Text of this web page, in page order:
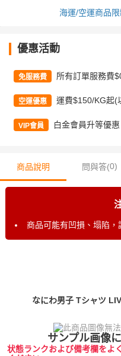
海運/空運商品
優惠活動
免服務費 所有訂單服務費
空運優惠 運費$150/KG起(
VIP會員 白金會員升等優惠
商品說明 問與答(0)
商品可能有凹損、塌陷，
なにわ男子 Tシャツ
サンプル画像
状態ランクおよび備考欄をよ